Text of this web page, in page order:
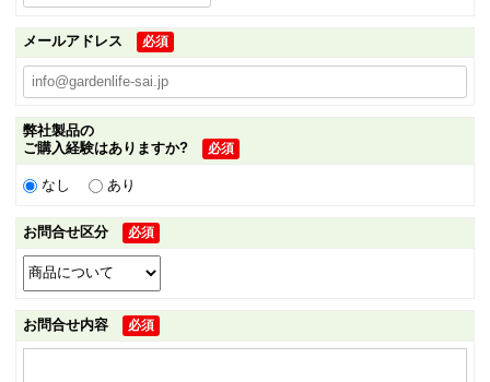
メールアドレス 必須
弊社製品の
ご購入経験はありますか?
必須
なし あり
お問合せ区分 必須
お問合せ内容 必須